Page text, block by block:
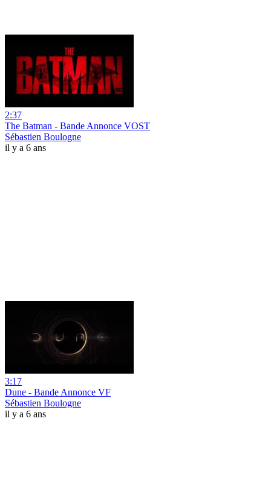
2:37
The Batman - Bande Annonce VOST
Sébastien Boulogne
il y a 6 ans
3:17
Dune - Bande Annonce VF
Sébastien Boulogne
il y a 6 ans